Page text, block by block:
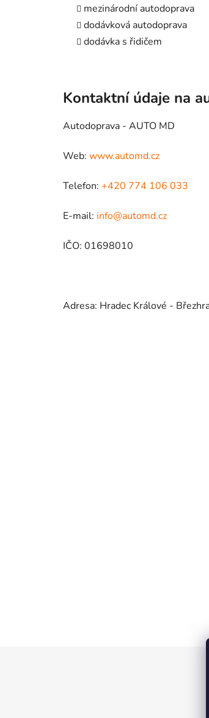
mezinárodní autodoprava
dodávková autodoprava
dodávka s řidičem
Kontaktní údaje na
Autodoprava - AUTO MD
Web: www.automd.cz
Telefon: +420 774 106 033
E-mail: info@automd.cz
IČO: 01698010
Adresa: Hradec Králové -